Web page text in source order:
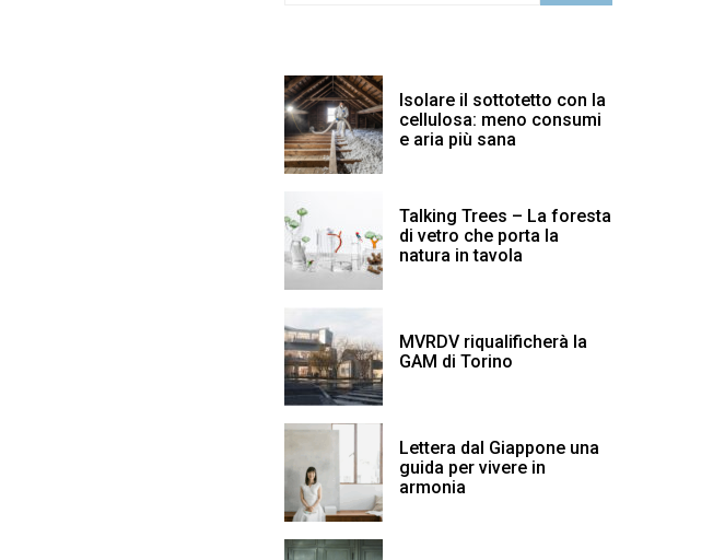
Isolare il sottotetto con la
cellulosa: meno consumi
e aria più sana
Talking Trees – La foresta
di vetro che porta la
natura in tavola
MVRDV riqualificherà la
GAM di Torino
Lettera dal Giappone una
guida per vivere in
armonia